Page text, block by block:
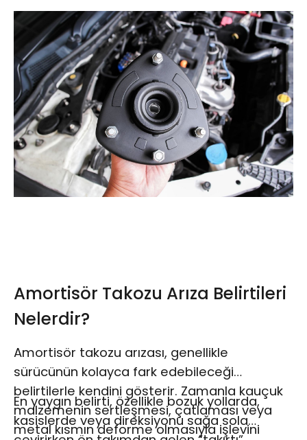
Amortisör Takozu Arıza Belirtileri
Nelerdir?
Amortisör takozu arızası, genellikle
sürücünün kolayca fark edebileceği
belirtilerle kendini gösterir. Zamanla kauçuk
malzemenin sertleşmesi, çatlaması veya
metal kısmın deforme olmasıyla işlevini
En yaygın belirti, özellikle bozuk yollarda,
kasislerde veya direksiyonu sağa sola